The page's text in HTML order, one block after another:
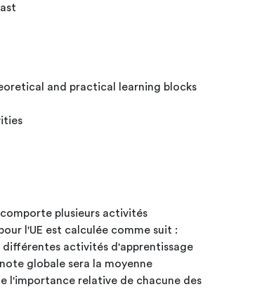
and practical learning blocks
plusieurs activités
l'UE est calculée comme suit :
différentes activités d'apprentissage
globale sera la moyenne
l'importance relative de chacune des